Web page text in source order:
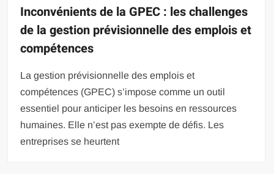
Inconvénients de la GPEC : les challenges
de la gestion prévisionnelle des emplois et
compétences
La gestion prévisionnelle des emplois et
compétences (GPEC) s’impose comme un outil
essentiel pour anticiper les besoins en ressources
humaines. Elle n’est pas exempte de défis. Les
entreprises se heurtent